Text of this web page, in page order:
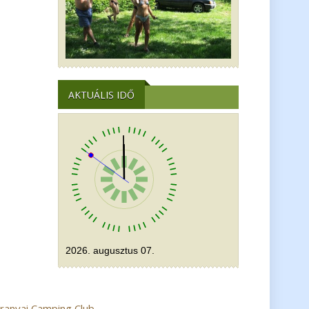
AKTUÁLIS IDŐ
2026. augusztus 07.